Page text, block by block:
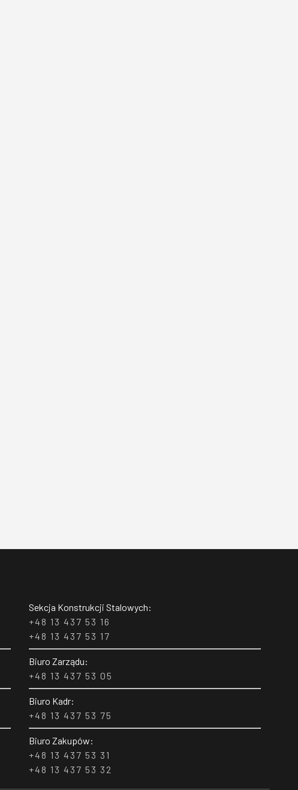
Sekcja Konstrukcji Stalowych:
+48 13 437 53 16
+48 13 437 53 17
Biuro Zarządu:
+48 13 437 53 05
Biuro Kadr:
+48 13 437 53 75
Biuro Zakupów:
+48 13 437 53 31
+48 13 437 53 32